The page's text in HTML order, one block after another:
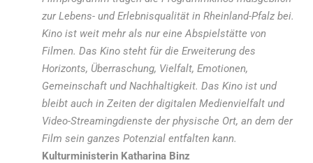
zur Lebens- und Erlebnisqualität in Rheinland-Pfalz bei.
Kino ist weit mehr als nur eine Abspielstätte von
Filmen. Das Kino steht für die Erweiterung des
Horizonts, Überraschung, Vielfalt, Emotionen,
Gemeinschaft und Nachhaltigkeit. Das Kino ist und
bleibt auch in Zeiten der digitalen Medienvielfalt und
Video-Streamingdienste der physische Ort, an dem der
Film sein ganzes Potenzial entfalten kann.
Kulturministerin Katharina Binz